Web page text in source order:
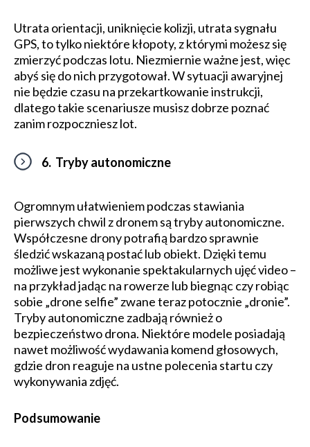
Utrata orientacji, uniknięcie kolizji, utrata sygnału
GPS, to tylko niektóre kłopoty, z którymi możesz się
zmierzyć podczas lotu. Niezmiernie ważne jest, więc
abyś się do nich przygotował. W sytuacji awaryjnej
nie będzie czasu na przekartkowanie instrukcji,
dlatego takie scenariusze musisz dobrze poznać
zanim rozpoczniesz lot.
6. Tryby autonomiczne
Ogromnym ułatwieniem podczas stawiania
pierwszych chwil z dronem są tryby autonomiczne.
Współczesne drony potrafią bardzo sprawnie
śledzić wskazaną postać lub obiekt. Dzięki temu
możliwe jest wykonanie spektakularnych ujęć video –
na przykład jadąc na rowerze lub biegnąc czy robiąc
sobie „drone selfie” zwane teraz potocznie „dronie”.
Tryby autonomiczne zadbają również o
bezpieczeństwo drona. Niektóre modele posiadają
nawet możliwość wydawania komend głosowych,
gdzie dron reaguje na ustne polecenia startu czy
wykonywania zdjęć.
Podsumowanie